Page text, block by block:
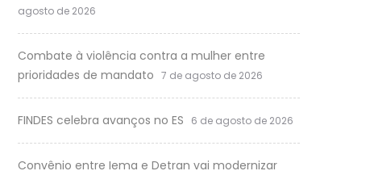
agosto de 2026
Combate à violência contra a mulher entre
prioridades de mandato 7 de agosto de 2026
FINDES celebra avanços no ES 6 de agosto de 2026
Convênio entre Iema e Detran vai modernizar